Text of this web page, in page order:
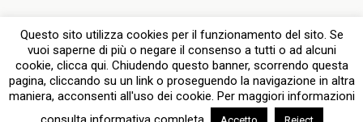
Questo sito utilizza cookies per il funzionamento del sito. Se
vuoi saperne di più o negare il consenso a tutti o ad alcuni
cookie, clicca qui. Chiudendo questo banner, scorrendo questa
pagina, cliccando su un link o proseguendo la navigazione in altra
maniera, acconsenti all'uso dei cookie. Per maggiori informazioni